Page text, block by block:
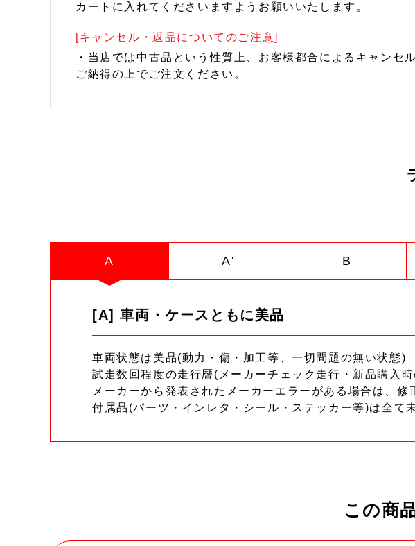
カートに入れてくださいますようお願いいたします。
[キャンセル・返品についてのご注意]
・当店では中古品という性質上、お客様都合によるキャン
ご納得の上でご注文ください。
A A' B
[A] 車両・ケースともに美品
車両状態は美品(動力・傷・加工等、一切問題の無い状態)
試走数回程度の走行暦(メーカーチェック走行・新品購入
メーカーから発表されたメーカーエラーがある場合は、修
付属品(パーツ・インレタ・シール・ステッカー等)は全て
この商